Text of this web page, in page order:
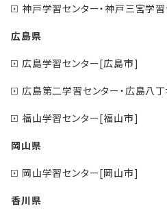
神戸学習センター・神戸三宮学
広島県
広島学習センター[広島市]
広島第二学習センター・広島八
福山学習センター[福山市]
岡山県
岡山学習センター[岡山市]
香川県